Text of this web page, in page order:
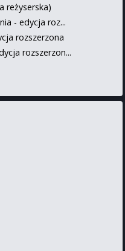
reżyserska)
- edycja roz...
rozszerzona
rozszerzon...